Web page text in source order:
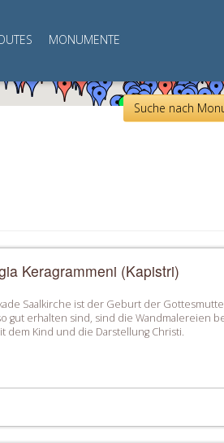
MONUMENTE
Suche nach
Keragrammeni (Kapistri)
Saalkirche ist der Geburt der
gut erhalten sind, sind die Wandmalereien
dem Kind und die Darstellung Christi.